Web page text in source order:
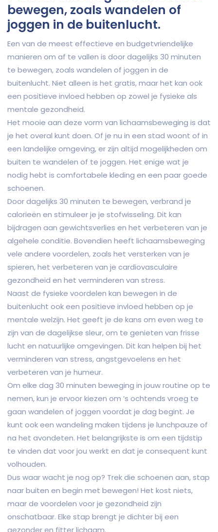
bewegen, zoals wandelen of
joggen in de buitenlucht.
Een van de meest effectieve en budgetvriendelijke
manieren om af te vallen is door dagelijks 30 minuten
te bewegen, zoals wandelen of joggen in de
buitenlucht. Niet alleen is het gratis, maar het kan ook
een positieve invloed hebben op zowel je fysieke als
mentale gezondheid.
Het mooie aan deze vorm van lichaamsbeweging is dat
je het overal kunt doen. Of je nu in een stad woont of in
een landelijke omgeving, er zijn altijd mogelijkheden om
buiten te wandelen of te joggen. Het enige wat je
nodig hebt is comfortabele kleding en een paar goede
schoenen.
Door dagelijks 30 minuten te bewegen, verbrand je
calorieën en stimuleer je je stofwisseling. Dit kan
bijdragen aan gewichtsverlies en het verbeteren van je
algehele conditie. Bovendien heeft lichaamsbeweging
vele andere voordelen, zoals het versterken van je
spieren, het verbeteren van je cardiovasculaire
gezondheid en het verminderen van stress.
Naast de fysieke voordelen kan bewegen in de
buitenlucht ook een positieve invloed hebben op je
mentale welzijn. Het geeft je de kans om even weg te
zijn van de dagelijkse sleur, om te genieten van frisse
lucht en natuurlijke omgevingen. Dit kan helpen bij het
verminderen van stress, angstgevoelens en het
verbeteren van je humeur.
Om elke dag 30 minuten beweging in jouw routine op te
nemen, kun je ervoor kiezen om ’s ochtends vroeg te
gaan wandelen of joggen voordat je dag begint. Je
kunt ook een wandeling maken tijdens je lunchpauze of
na het avondeten. Het belangrijkste is om een tijdstip
te vinden dat voor jou werkt en dat je consequent kunt
volhouden.
Dus waar wacht je nog op? Trek die schoenen aan, stap
naar buiten en begin met bewegen! Het kost niets,
maar de voordelen voor je gezondheid zijn
onschatbaar. Elke stap brengt je dichter bij een
gezonder en fitter lichaam.